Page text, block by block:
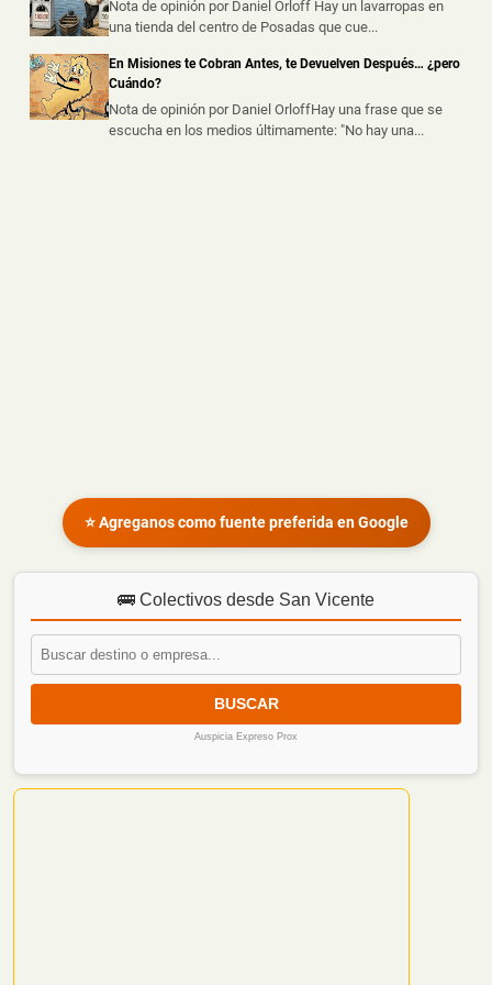
📅 6 ago 2026
Dos presuntos dealers fueron demorados durante
procedimientos realizados por la ...
Nota de opinión por Daniel Orloff Hay un lavarropas en
una tienda del centro de Posadas que cue...
En Misiones te Cobran Antes, te Devuelven Después… ¿pero
Cuándo?
Nota de opinión por Daniel OrloffHay una frase que se
escucha en los medios últimamente: "No hay una...
⭐ Agreganos como fuente preferida en Google
🚌 Colectivos desde San Vicente
BUSCAR
Auspicia Expreso Prox